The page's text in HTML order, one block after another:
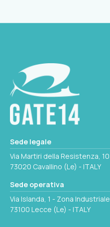
Sede legale
Via Martiri della Resistenza, 10
73020 Cavallino (Le) - ITALY
Sede operativa
Via Islanda, 1 - Zona Industriale
73100 Lecce (Le) - ITALY